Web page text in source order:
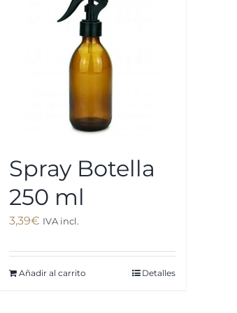
Spray Botella
250 ml
3,39€ IVA incl.
Añadir al carrito Detalles